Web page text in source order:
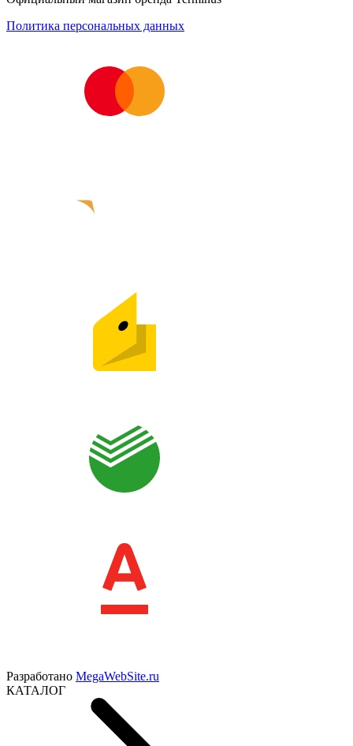
Политика персональных данных
Разработано MegaWebSite.ru
КАТАЛОГ